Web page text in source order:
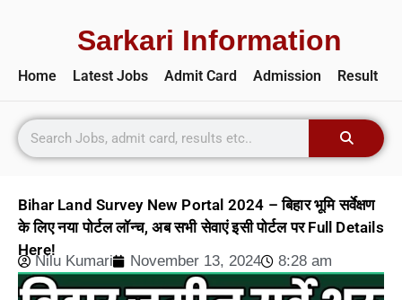
Sarkari Information
Home Latest Jobs Admit Card Admission Result
Bihar Land Survey New Portal 2024 – बिहार भूमि सर्वेक्षण
के लिए नया पोर्टल लॉन्च, अब सभी सेवाएं इसी पोर्टल पर Full Details
Here!
Nilu Kumari November 13, 2024 8:28 am